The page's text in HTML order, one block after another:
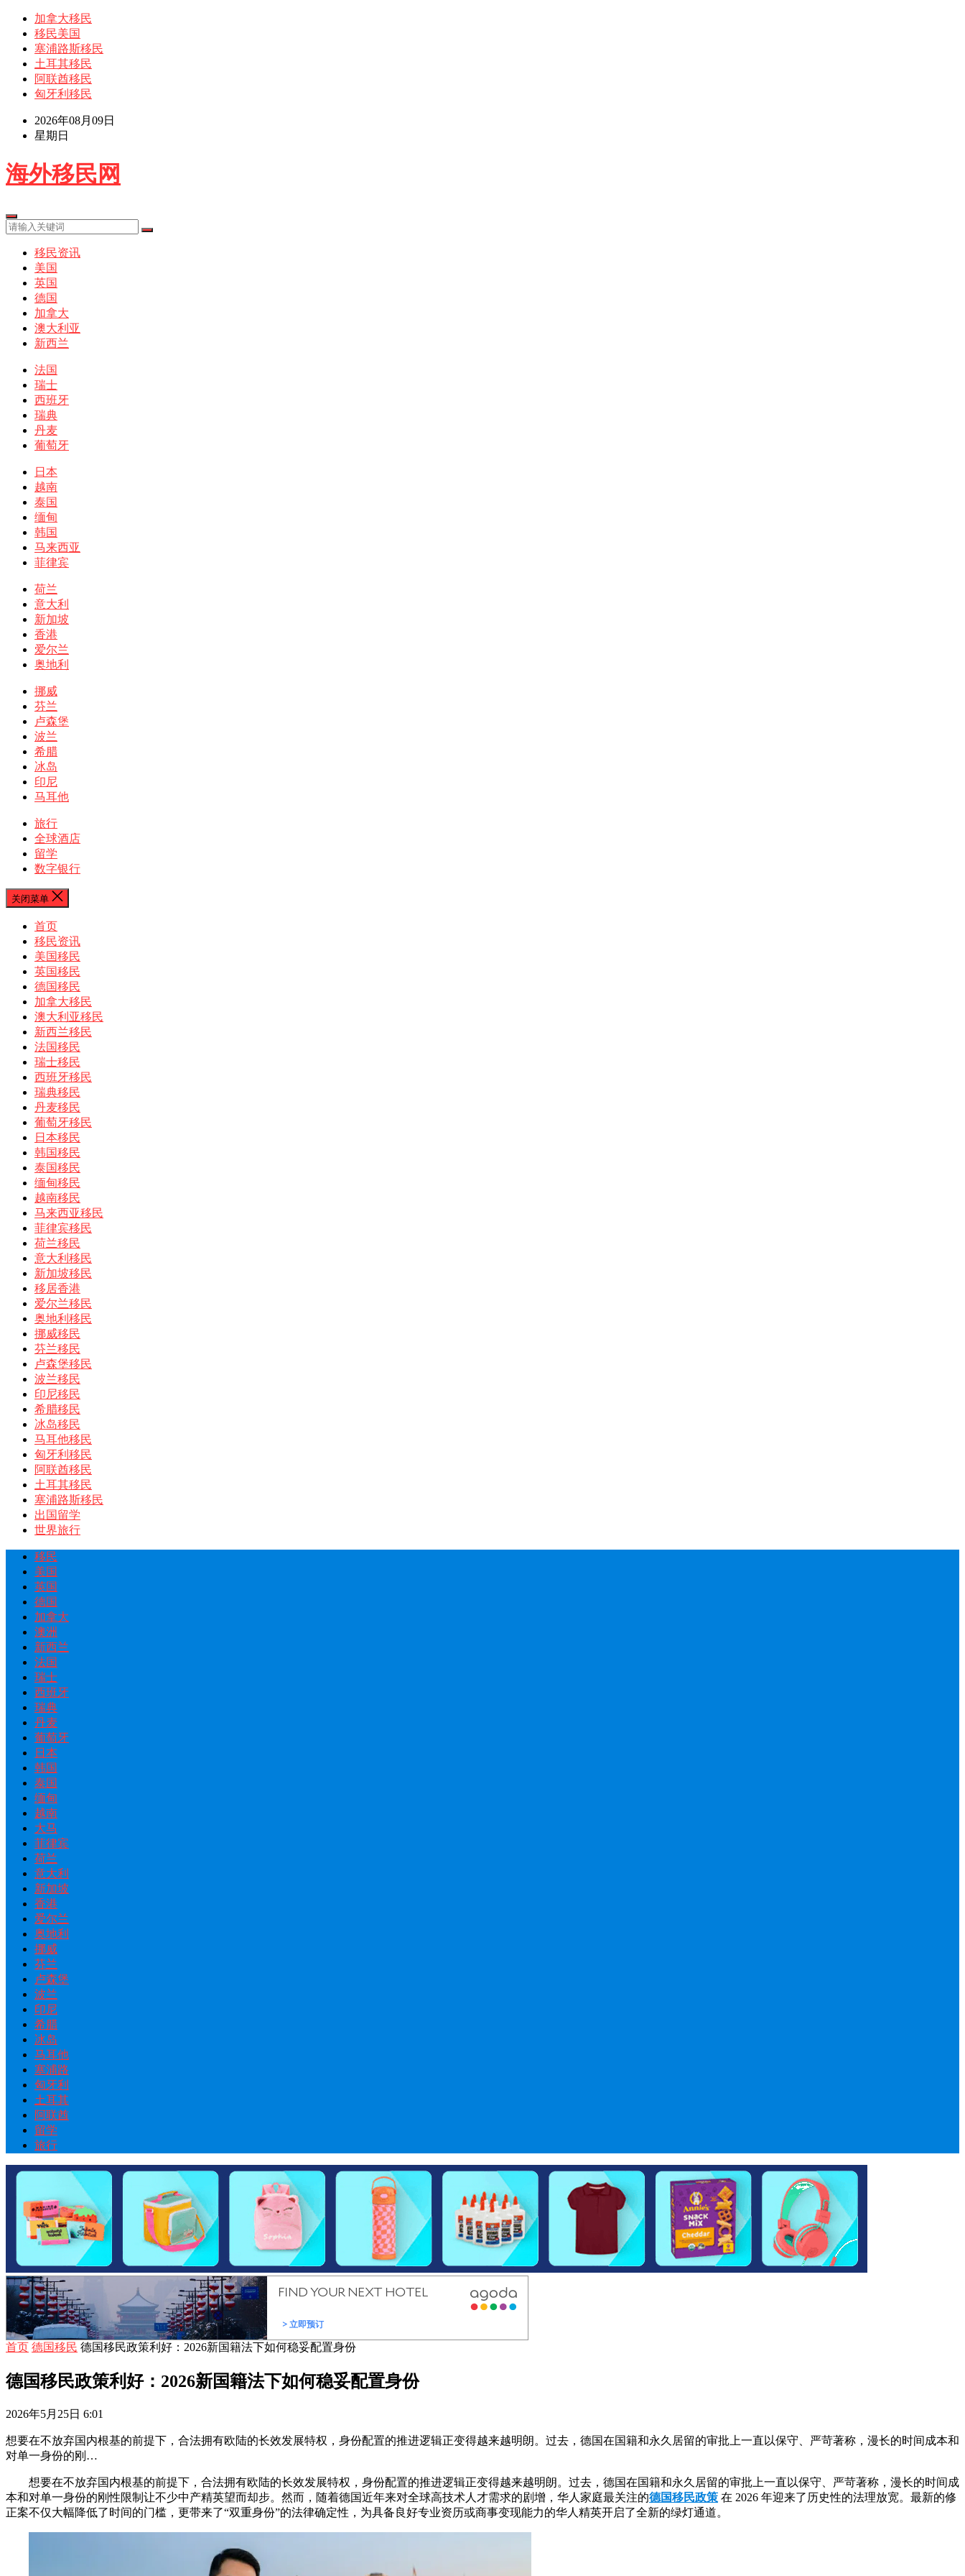
加拿大移民
移民美国
塞浦路斯移民
土耳其移民
阿联酋移民
匈牙利移民
2026年08月09日
星期日
海外移民网
移民资讯
美国
英国
德国
加拿大
澳大利亚
新西兰
法国
瑞士
西班牙
瑞典
丹麦
葡萄牙
日本
越南
泰国
缅甸
韩国
马来西亚
菲律宾
荷兰
意大利
新加坡
香港
爱尔兰
奥地利
挪威
芬兰
卢森堡
波兰
希腊
冰岛
印尼
马耳他
旅行
全球酒店
留学
数字银行
关闭菜单
首页
移民资讯
美国移民
英国移民
德国移民
加拿大移民
澳大利亚移民
新西兰移民
法国移民
瑞士移民
西班牙移民
瑞典移民
丹麦移民
葡萄牙移民
日本移民
韩国移民
泰国移民
缅甸移民
越南移民
马来西亚移民
菲律宾移民
荷兰移民
意大利移民
新加坡移民
移居香港
爱尔兰移民
奥地利移民
挪威移民
芬兰移民
卢森堡移民
波兰移民
印尼移民
希腊移民
冰岛移民
马耳他移民
匈牙利移民
阿联酋移民
土耳其移民
塞浦路斯移民
出国留学
世界旅行
移民
美国
英国
德国
加拿大
澳洲
新西兰
法国
瑞士
西班牙
瑞典
丹麦
葡萄牙
日本
韩国
泰国
缅甸
越南
大马
菲律宾
荷兰
意大利
新加坡
香港
爱尔兰
奥地利
挪威
芬兰
卢森堡
波兰
印尼
希腊
冰岛
马耳他
塞浦路
匈牙利
土耳其
阿联酋
留学
旅行
首页 德国移民 德国移民政策利好：2026新国籍法下如何稳妥配置身份
德国移民政策利好：2026新国籍法下如何稳妥配置身份
2026年5月25日 6:01
想要在不放弃国内根基的前提下，合法拥有欧陆的长效发展特权，身份配置的推进逻辑正变得越来越明朗。过去，德国在国籍和永久居留的审批上一直以保守、严苛著称，漫长的时间成本和
对单一身份的刚…
想要在不放弃国内根基的前提下，合法拥有欧陆的长效发展特权，身份配置的推进逻辑正变得越来越明朗。过去，德国在国籍和永久居留的审批上一直以保守、严苛著称，漫长的时间成
本和对单一身份的刚性限制让不少中产精英望而却步。然而，随着德国近年来对全球高技术人才需求的剧增，华人家庭最关注的德国移民政策 在 2026 年迎来了历史性的法理放宽。最新的修
正案不仅大幅降低了时间的门槛，更带来了“双重身份”的法律确定性，为具备良好专业资历或商事变现能力的华人精英开启了全新的绿灯通道。